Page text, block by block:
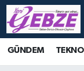
GÜNDEM
Nöbetçi